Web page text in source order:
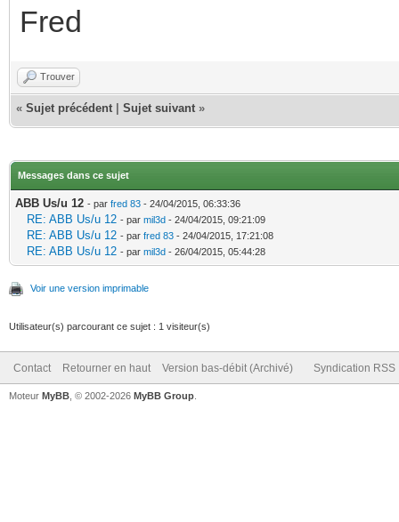
Fred
Trouver
« Sujet précédent Sujet suivant »
Messages dans ce sujet
ABB Us/u 12 - par fred 83 - 24/04/2015, 06:33:36
RE: ABB Us/u 12 - par mil3d - 24/04/2015, 09:21:09
RE: ABB Us/u 12 - par fred 83 - 24/04/2015, 17:21:08
RE: ABB Us/u 12 - par mil3d - 26/04/2015, 05:44:28
Voir une version imprimable
Utilisateur(s) parcourant ce sujet : 1 visiteur(s)
Contact Retourner en haut Version bas-débit (Archivé) Syndication RSS
Moteur MyBB , © 2002-2026 MyBB Group